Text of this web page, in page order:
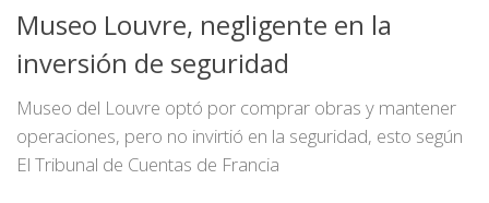
Museo Louvre, negligente en la
inversión de seguridad
Museo del Louvre optó por comprar obras y mantener
operaciones, pero no invirtió en la seguridad, esto según
El Tribunal de Cuentas de Francia